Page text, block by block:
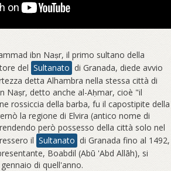
ibn Naṣr, il primo sultano della
del Sultanato di Granada, diede avvio
detta Alhambra nella stessa città di
Naṣr, detto anche al-Aḥmar, cioè "il
rossiccia della barba, fu il capostipite della
la regione di Elvira (antico nome di
però possesso della città solo nel
il Sultanato di Granada fino al 1492,
Boabdil (Abū 'Abd Allāh), si
di quell'anno.